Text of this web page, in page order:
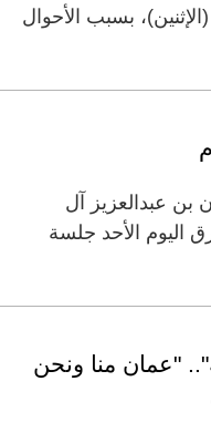
بسبب الأحوال
بن عبدالعزيز آل
اليوم الأحد جلسة
"عمان منا ونحن